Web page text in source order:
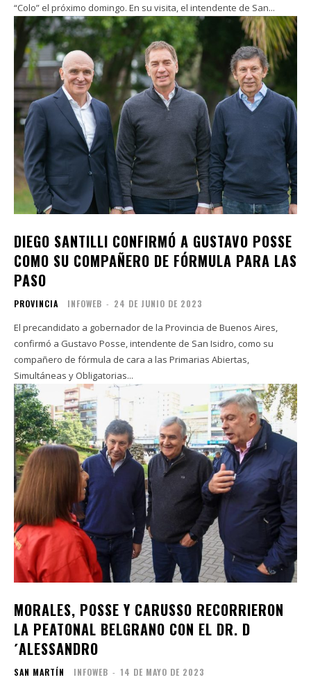
“Colo” el próximo domingo. En su visita, el intendente de San...
DIEGO SANTILLI CONFIRMÓ A GUSTAVO POSSE
COMO SU COMPAÑERO DE FÓRMULA PARA LAS
PASO
PROVINCIA INFOWEB - 24 DE JUNIO DE 2023
El precandidato a gobernador de la Provincia de Buenos Aires,
confirmó a Gustavo Posse, intendente de San Isidro, como su
compañero de fórmula de cara a las Primarias Abiertas,
Simultáneas y Obligatorias...
MORALES, POSSE Y CARUSSO RECORRIERON
LA PEATONAL BELGRANO CON EL DR. D
´ALESSANDRO
SAN MARTÍN INFOWEB - 14 DE MAYO DE 2023